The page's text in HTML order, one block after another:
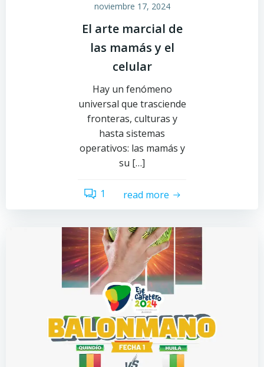
noviembre 17, 2024
El arte marcial de
las mamás y el
celular
Hay un fenómeno
universal que trasciende
fronteras, culturas y
hasta sistemas
operativos: las mamás y
su […]
1 read more